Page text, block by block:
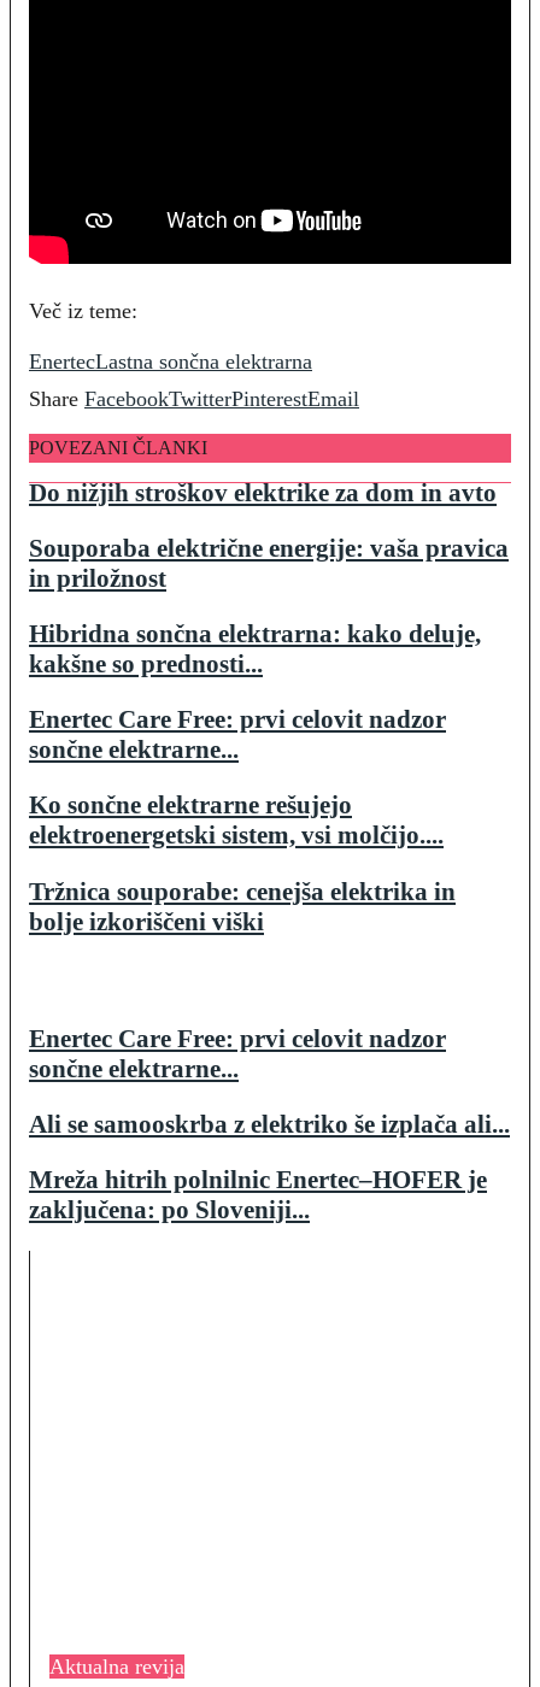
Več iz teme:
EnertecLastna sončna elektrarna
Share FacebookTwitterPinterestEmail
POVEZANI ČLANKI
Do nižjih stroškov elektrike za dom in avto
Souporaba električne energije: vaša pravica
in priložnost
Hibridna sončna elektrarna: kako deluje,
kakšne so prednosti...
Enertec Care Free: prvi celovit nadzor
sončne elektrarne...
Ko sončne elektrarne rešujejo
elektroenergetski sistem, vsi molčijo....
Tržnica souporabe: cenejša elektrika in
bolje izkoriščeni viški
Enertec Care Free: prvi celovit nadzor
sončne elektrarne...
Ali se samooskrba z elektriko še izplača ali...
Mreža hitrih polnilnic Enertec–HOFER je
zaključena: po Sloveniji...
Aktualna revija